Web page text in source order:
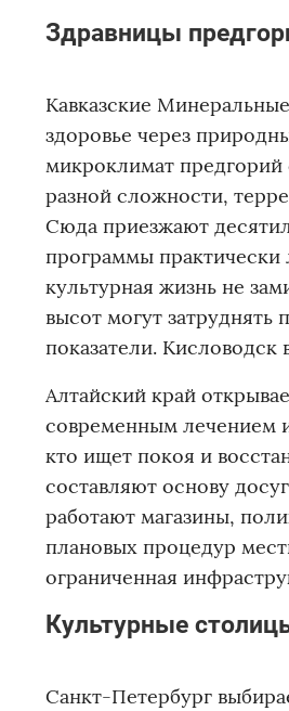
Здравницы
Кавказские
здоровье через
микроклимат
разной сложности,
Сюда приезжают
программы
культурная жизнь не
высот могут
показатели.
Алтайский край
современным лечением
кто ищет покоя и
составляют основу
работают магазины,
плановых процедур
ограниченная
Культурные
Санкт-Петербург